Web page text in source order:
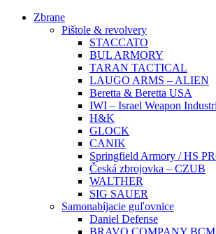
PreskočiťZbrane
Pištole & revolvery
STACCATO
BUL ARMORY
TARAN TACTICAL
LAUGO ARMS – ALIEN
Beretta & Beretta USA
IWI – Israel Weapon
H&K
GLOCK
CANIK
Springfield Armory / HS
Česká zbrojovka – CZUB
WALTHER
SIG SAUER
Samonabíjacie guľovnice
Daniel Defense
BRAVO COMPANY